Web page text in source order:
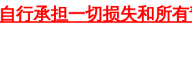
自行承担一切损失和所